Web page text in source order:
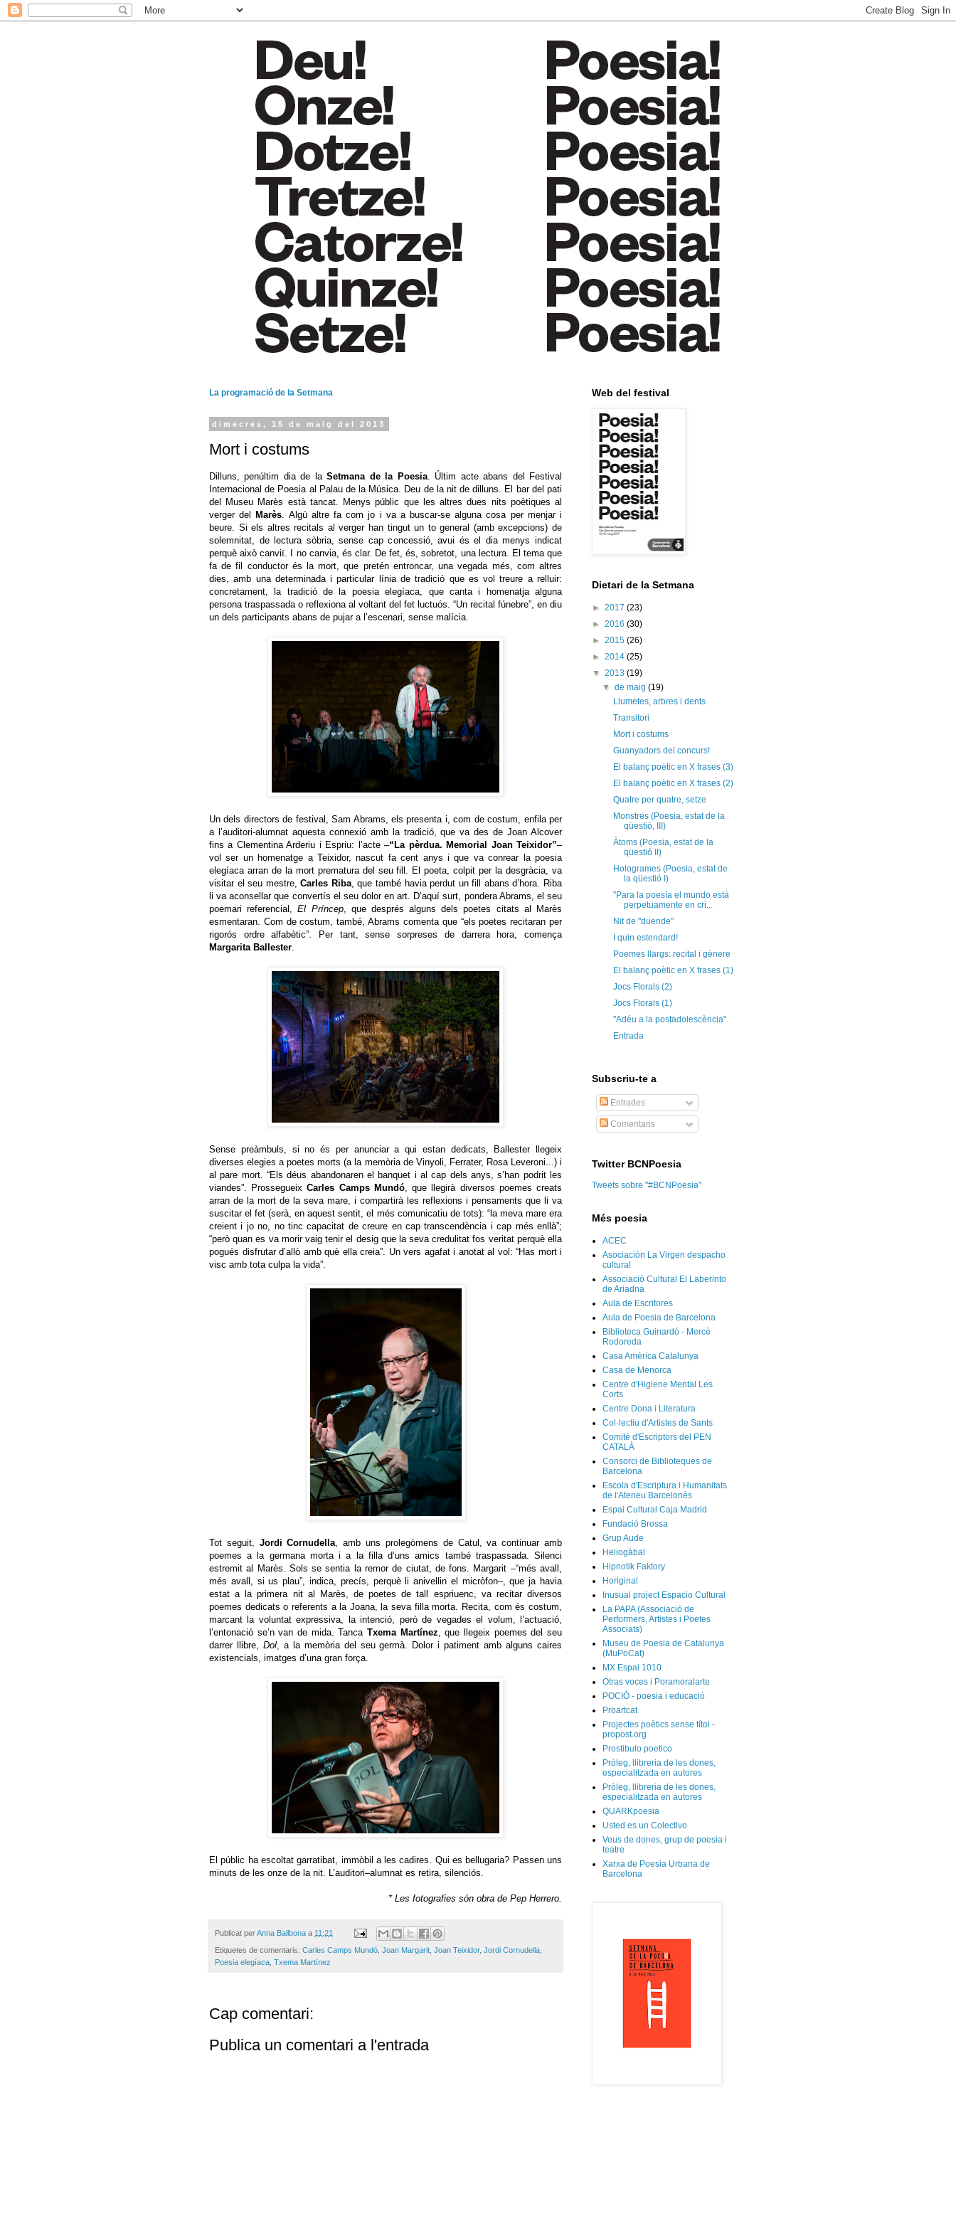
La programació de la Setmana
dimecres, 15 de maig del 2013
Mort i costums
Dilluns, penúltim dia de laSetmana de la Poesia. Últim acte abans del Festival
Internacional de Poesia al Palau de la Música. Deu de la nit de dilluns. El bar del pati
del Museu Marès està tancat. Menys públic que les altres dues nits poètiques al
verger delMarès . Algú altre fa com jo i va a buscar-se alguna cosa per menjar i
beure. Si els altres recitals al verger han tingut un to general (amb excepcions) de
solemnitat, de lectura sòbria, sense cap concessió, avui és el dia menys indicat
perquè això canviï. I no canvia, és clar. De fet, és, sobretot, una lectura. El tema que
fa de fil conductor és la mort, que pretén entroncar, una vegada més, com altres
dies, amb una determinada i particular línia de tradició que es vol treure a relluir:
concretament, la tradició de la poesia elegíaca, que canta i homenatja alguna
persona traspassada o reflexiona al voltant del fet luctuós. “Un recital fúnebre”, en diu
un dels participants abans de pujar a l’escenari, sense malícia.
Un dels directors de festival, Sam Abrams, els presenta i, com de costum, enfila per
a l’auditori-alumnat aquesta connexió amb la tradició, que va des de Joan Alcover
fins a Clementina Arderiu i Espriu: l’acte –“La pèrdua. Memorial Joan Teixidor”–
vol ser un homenatge a Teixidor, nascut fa cent anys i que va conrear la poesia
elegíaca arran de la mort prematura del seu fill. El poeta, colpit per la desgràcia, va
visitar el seu mestre,Carles Riba, que també havia perdut un fill abans d’hora. Riba
li va aconsellar que convertís el seu dolor en art. D’aquí surt, pondera Abrams, el seu
poemari referencial,El Príncep, que després alguns dels poetes citats al Marès
esmentaran. Com de costum, també, Abrams comenta que “els poetes recitaran per
rigorós ordre alfabètic”. Per tant, sense sorpreses de darrera hora, comença
Margarita Ballester
Sense preàmbuls, si no és per anunciar a qui estan dedicats, Ballester llegeix
diverses elegies a poetes morts (a la memòria de Vinyoli, Ferrater, Rosa Leveroni...) i
al pare mort. “Els déus abandonaren el banquet i al cap dels anys, s’han podrit les
viandes”. ProssegueixCarles Camps Mundó, que llegirà diversos poemes creats
arran de la mort de la seva mare, i compartirà les reflexions i pensaments que li va
suscitar el fet (serà, en aquest sentit, el més comunicatiu de tots): “la meva mare era
creient i jo no, no tinc capacitat de creure en cap transcendència i cap més enllà”;
“però quan es va morir vaig tenir el desig que la seva credulitat fos veritat perquè ella
pogués disfrutar d’allò amb què ella creia”. Un vers agafat i anotat al vol: “Has mort i
visc amb tota culpa la vida”.
Tot seguit, Jordi Cornudella , amb uns prolegòmens de Catul, va continuar amb
poemes a la germana morta i a la filla d’uns amics també traspassada. Silenci
estremit al Marès. Sols se sentia la remor de ciutat, de fons. Margarit –“més avall,
més avall, si us plau”, indica, precís, perquè li anivellin el micròfon–, que ja havia
estat a la primera nit al Marès, de poetes de tall espriuenc, va recitar diversos
poemes dedicats o referents a la Joana, la seva filla morta. Recita, com és costum,
marcant la voluntat expressiva, la intenció, però de vegades el volum, l’actuació,
l’entonació se’n van de mida. Tanca Txema Martínez , que llegeix poemes del seu
darrer llibre, Dol, a la memòria del seu germà. Dolor i patiment amb alguns caires
existencials, imatges d’una gran força.
El públic ha escoltat garratibat, immòbil a les cadires. Qui es bellugaria? Passen uns
minuts de les onze de la nit. L’auditori–alumnat es retira, silenciós.
* Les fotografies són obra de Pep Herrero.
Publicat perAnna Ballbona a 11:21
Etiquetes de comentaris: Carles Camps Mundó Joan Margarit Joan Teixidor, Jordi Cornudella
Poesia elegíaca Txema Martínez
Cap comentari:
Publica un comentari a l'entrada
Web del festival
Dietari de la Setmana
► 2017 (23)
► 2016 (30)
► 2015 (26)
► 2014 (25)
▼ 2013 (19)
▼de maig(19)
Llumetes, arbres i dents
Transitori
Mort i costums
Guanyadors del concurs!
El balanç poètic en X frases (3)
El balanç poètic en X frases (2)
Quatre per quatre, setze
Monstres (Poesia, estat de la
qüestió, III)
Àtoms (Poesia, estat de la
qüestió II)
Hologrames (Poesia, estat de
la qüestió I)
"Para la poesía el mundo está
perpetuamente en cri...
Nit de "duende"
I quin estendard!
Poemes llargs: recital i gènere
El balanç poètic en X frases (1)
Jocs Florals (2)
Jocs Florals (1)
"Adéu a la postadolescència"
Entrada
Subscriu-te a
Entrades
Comentaris
Twitter BCNPoesia
Tweets sobre "#BCNPoesia"
Més poesia
ACEC
Asociación La Virgen despacho
cultural
Associació Cultural El Laberinto
de Ariadna
Aula de Escritores
Aula de Poesia de Barcelona
Biblioteca Guinardó - Mercè
Rodoreda
Casa Amèrica Catalunya
Casa de Menorca
Centre d'Higiene Mental Les
Corts
Centre Dona i Literatura
Col·lectiu d'Artistes de Sants
Comitè d'Escriptors del PEN
CATALÀ
Consorci de Biblioteques de
Barcelona
Escola d'Escriptura i Humanitats
de l'Ateneu Barcelonès
Espai Cultural Caja Madrid
Fundació Brossa
Grup Aude
Heliogàbal
Hipnotik Faktory
Horiginal
Inusual project Espacio Cultural
La PAPA (Associació de
Performers, Artistes i Poetes
Associats)
Museu de Poesia de Catalunya
(MuPoCat)
MX Espai 1010
Otras voces i Poramoralarte
POCIÓ - poesia i educació
Proartcat
Projectes poètics sense títol -
propost.org
Prostibulo poetico
Pròleg, llibreria de les dones,
especialitzada en autores
Pròleg, llibreria de les dones,
especialitzada en autores
QUARKpoesia
Usted es un Colectivo
Veus de dones, grup de poesia i
teatre
Xarxa de Poesia Urbana de
Barcelona